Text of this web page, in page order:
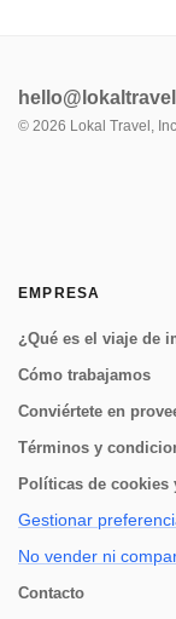
© 2026 Lokal Travel,
EMPRESA
¿Qué es el viaje de
Cómo trabajamos
Conviértete en
Términos y
Políticas de cookies
Gestionar
No vender ni
Contacto